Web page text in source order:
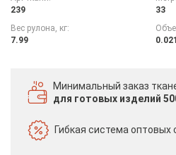
239
33
Вес рулона, кг:
7.99
Минимальный заказ
для готовых изделий
Гибкая системаоптовых